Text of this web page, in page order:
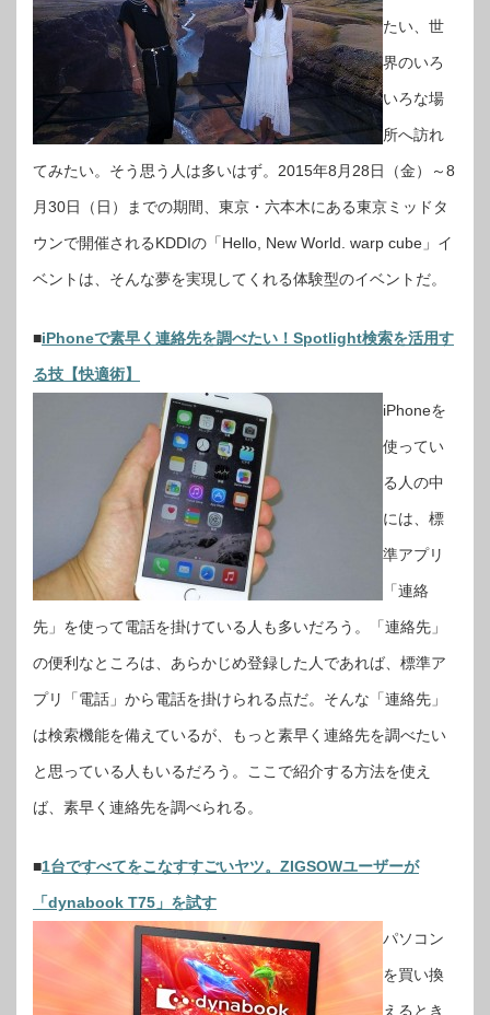
たい、世
界のいろ
いろな場
所へ訪れ
てみたい。そう思う人は多いはず。2015年8月28日（金）～8
月30日（日）までの期間、東京・六本木にある東京ミッドタ
ウンで開催されるKDDIの「Hello, New World. warp cube」イ
ベントは、そんな夢を実現してくれる体験型のイベントだ。
■iPhoneで素早く連絡先を調べたい！Spotlight検索を活用す
る技【快適術】
iPhoneを
使ってい
る人の中
には、標
準アプリ
「連絡
先」を使って電話を掛けている人も多いだろう。「連絡先」
の便利なところは、あらかじめ登録した人であれば、標準ア
プリ「電話」から電話を掛けられる点だ。そんな「連絡先」
は検索機能を備えているが、もっと素早く連絡先を調べたい
と思っている人もいるだろう。ここで紹介する方法を使え
ば、素早く連絡先を調べられる。
■1台ですべてをこなすすごいヤツ。ZIGSOWユーザーが
「dynabook T75」を試す
パソコン
を買い換
えるとき